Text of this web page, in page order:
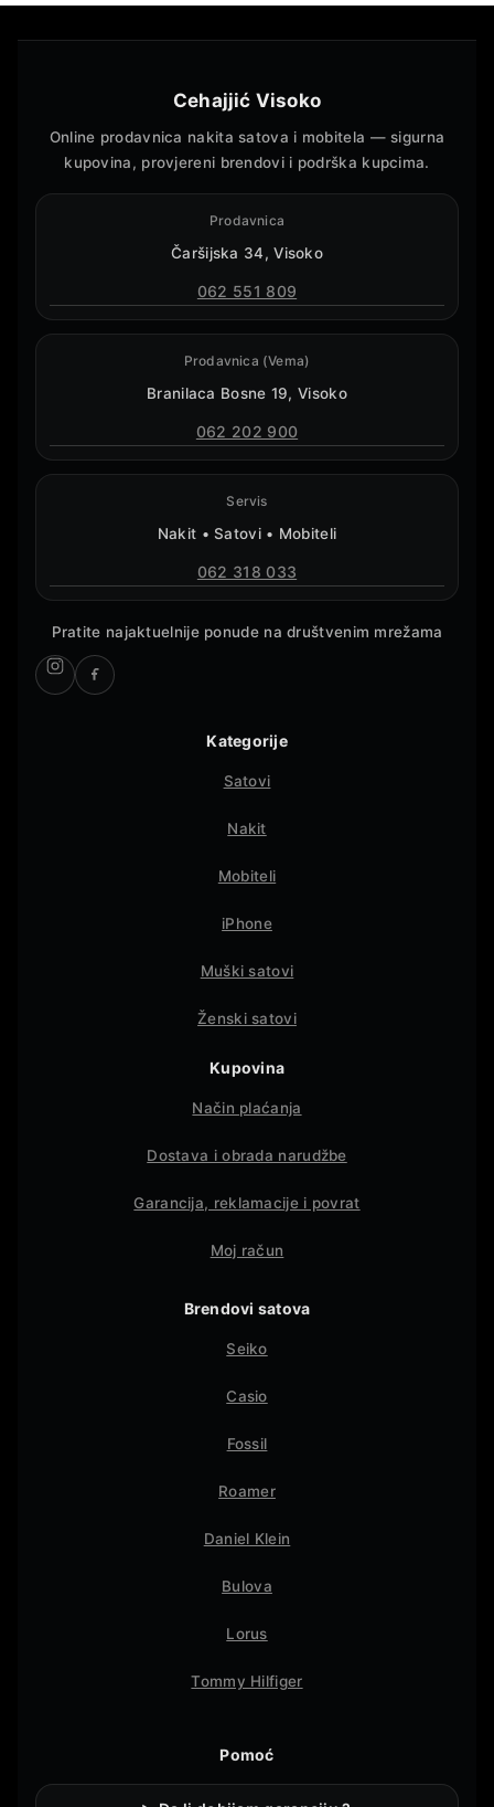
Cehajjić Visoko
Online prodavnica nakita satova i mobitela — sigurna
kupovina, provjereni brendovi i podrška kupcima.
Prodavnica
Čaršijska 34, Visoko
062 551 809
Prodavnica (Vema)
Branilaca Bosne 19, Visoko
062 202 900
Servis
Nakit • Satovi • Mobiteli
062 318 033
Pratite najaktuelnije ponude na društvenim mrežama
Kategorije
Satovi
Nakit
Mobiteli
iPhone
Muški satovi
Ženski satovi
Kupovina
Način plaćanja
Dostava i obrada narudžbe
Garancija, reklamacije i povrat
Moj račun
Brendovi satova
Seiko
Casio
Fossil
Roamer
Daniel Klein
Bulova
Lorus
Tommy Hilfiger
Pomoć